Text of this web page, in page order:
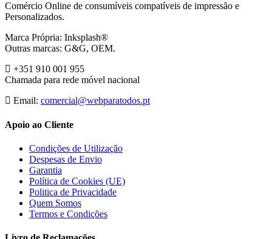
Comércio Online de consumíveis compatíveis de impressão e
Personalizados.
Marca Própria: Inksplash®
Outras marcas: G&G, OEM.
+351 910 001 955
Chamada para rede móvel nacional
Email: comercial@webparatodos.pt
Apoio ao Cliente
Condições de Utilização
Despesas de Envio
Garantia
Política de Cookies (UE)
Politica de Privacidade
Quem Somos
Termos e Condições